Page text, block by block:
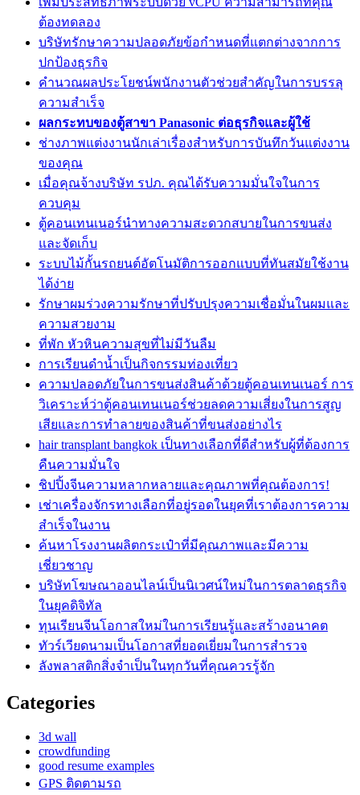
ต้องทดลอง
บริษัทรักษาความปลอดภัยข้อกำหนดที่แตกต่างจากการ
ปกป้องธุรกิจ
คำนวณผลประโยชน์พนักงานตัวช่วยสำคัญในการบรรลุ
ความสำเร็จ
ผลกระทบของตู้สาขา Panasonic ต่อธุรกิจและผู้ใช้
ช่างภาพแต่งงานนักเล่าเรื่องสำหรับการบันทึกวันแต่งงาน
ของคุณ
เมื่อคุณจ้างบริษัท รปภ. คุณได้รับความมั่นใจในการ
ควบคุม
ตู้คอนเทนเนอร์นำทางความสะดวกสบายในการขนส่ง
และจัดเก็บ
ระบบไม้กั้นรถยนต์อัตโนมัติการออกแบบที่ทันสมัยใช้งาน
ได้ง่าย
รักษาผมร่วงความรักษาที่ปรับปรุงความเชื่อมั่นในผมและ
ความสวยงาม
ที่พัก หัวหินความสุขที่ไม่มีวันลืม
การเรียนดำน้ำเป็นกิจกรรมท่องเที่ยว
ความปลอดภัยในการขนส่งสินค้าด้วยตู้คอนเทนเนอร์ การ
วิเคราะห์ว่าตู้คอนเทนเนอร์ช่วยลดความเสี่ยงในการสูญ
เสียและการทำลายของสินค้าที่ขนส่งอย่างไร
hair transplant bangkok เป็นทางเลือกที่ดีสำหรับผู้ที่ต้องการ
คืนความมั่นใจ
ชิปปิ้งจีนความหลากหลายและคุณภาพที่คุณต้องการ!
เช่าเครื่องจักรทางเลือกที่อยู่รอดในยุคที่เราต้องการความ
สำเร็จในงาน
ค้นหาโรงงานผลิตกระเป๋าที่มีคุณภาพและมีความ
เชี่ยวชาญ
บริษัทโฆษณาออนไลน์เป็นนิเวศน์ใหม่ในการตลาดธุรกิจ
ในยุคดิจิทัล
ทุนเรียนจีนโอกาสใหม่ในการเรียนรู้และสร้างอนาคต
ทัวร์เวียดนามเป็นโอกาสที่ยอดเยี่ยมในการสำรวจ
ลังพลาสติกสิ่งจำเป็นในทุกวันที่คุณควรรู้จัก
Categories
3d wall
crowdfunding
good resume examples
GPS ติดตามรถ